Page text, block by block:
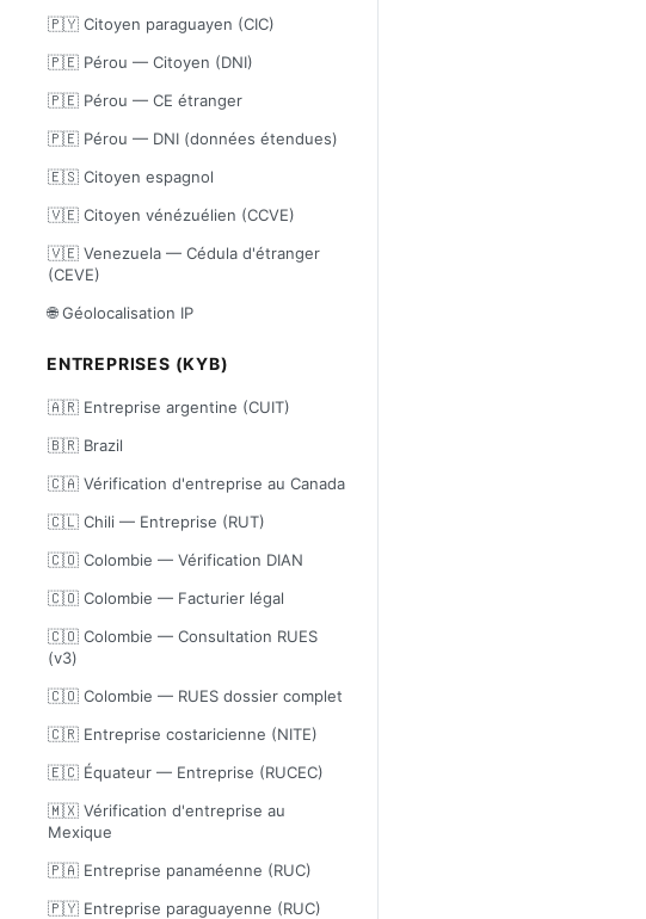
🇵🇾 Citoyen paraguayen (CIC)
🇵🇪 Pérou — Citoyen (DNI)
🇵🇪 Pérou — CE étranger
🇵🇪 Pérou — DNI (données étendues)
🇪🇸 Citoyen espagnol
🇻🇪 Citoyen vénézuélien (CCVE)
🇻🇪 Venezuela — Cédula d'étranger
(CEVE)
🌐 Géolocalisation IP
ENTREPRISES (KYB)
🇦🇷 Entreprise argentine (CUIT)
🇧🇷 Brazil
🇨🇦 Vérification d'entreprise au Canada
🇨🇱 Chili — Entreprise (RUT)
🇨🇴 Colombie — Vérification DIAN
🇨🇴 Colombie — Facturier légal
🇨🇴 Colombie — Consultation RUES
(v3)
🇨🇴 Colombie — RUES dossier complet
🇨🇷 Entreprise costaricienne (NITE)
🇪🇨 Équateur — Entreprise (RUCEC)
🇲🇽 Vérification d'entreprise au
Mexique
🇵🇦 Entreprise panaméenne (RUC)
🇵🇾 Entreprise paraguayenne (RUC)